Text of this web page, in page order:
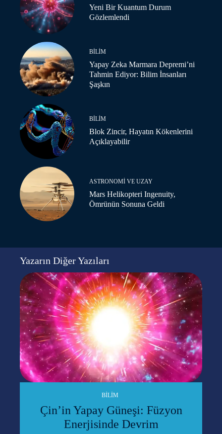
Yeni Bir Kuantum Durum
Gözlemlendi
BILIM
Yapay Zeka Marmara Depremi’ni
Tahmin Ediyor: Bilim İnsanları
Şaşkın
BILIM
Blok Zincir, Hayatın Kökenlerini
Açıklayabilir
ASTRONOMI VE UZAY
Mars Helikopteri Ingenuity,
Ömrünün Sonuna Geldi
Yazarın Diğer Yazıları
BILIM
Çin’in Yapay Güneşi: Füzyon
Enerjisinde Devrim